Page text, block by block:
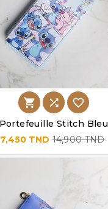
  
Portefeuille Stitch Bleu
7,450 TND 14,900 TND